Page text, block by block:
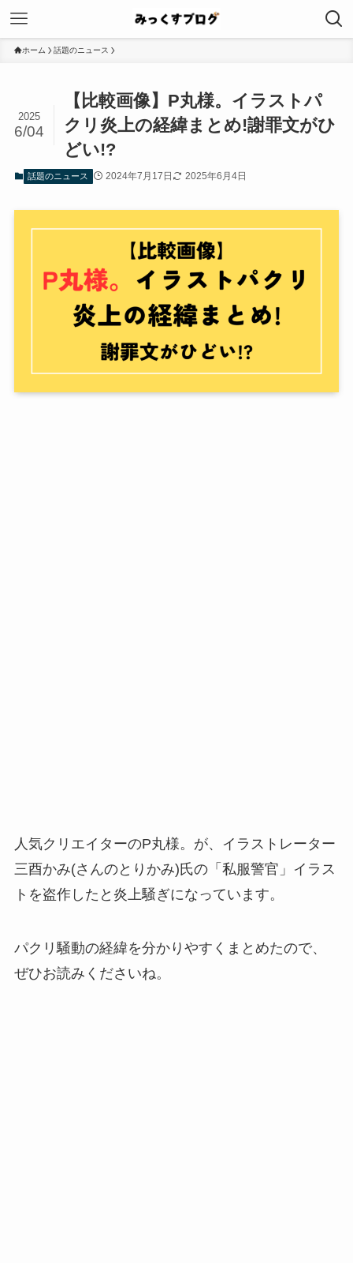
ホーム 話題のニュース
【比較画像】P丸様。イラストパ
クリ炎上の経緯まとめ!謝罪文がひ
どい!?
2025
6/04
話題のニュース 2024年7月17日 2025年6月4日
人気クリエイターのP丸様。が、イラストレーター
三酉かみ(さんのとりかみ)氏の「私服警官」イラス
トを盗作したと炎上騒ぎになっています。
パクリ騒動の経緯を分かりやすくまとめたので、
ぜひお読みくださいね。